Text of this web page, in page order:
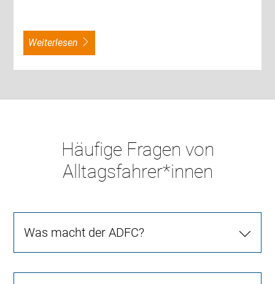
weiterlesen
Häufige Fragen von
Alltagsfahrer*innen
Was macht der ADFC?